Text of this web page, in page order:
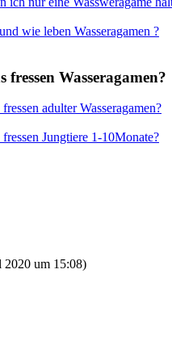
wie leben Wasseragamen ?
fressen Wasseragamen?
fressen adulter Wasseragamen?
fressen Jungtiere 1-10Monate?
2020 um 15:08)